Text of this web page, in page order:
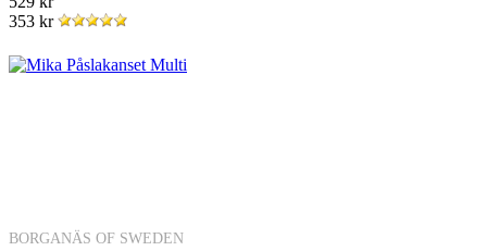
353 kr
BORGANÄS OF SWEDEN